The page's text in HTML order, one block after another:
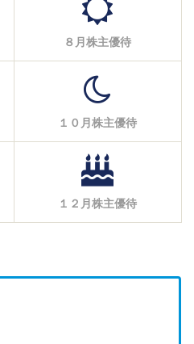
８月株主優待
１０月株主優待
１２月株主優待